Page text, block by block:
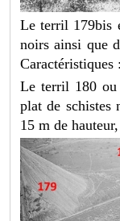
Le terril 179bis
noirs ainsi que
Caractéristiques
Le terril 180
plat de schistes
15 m de